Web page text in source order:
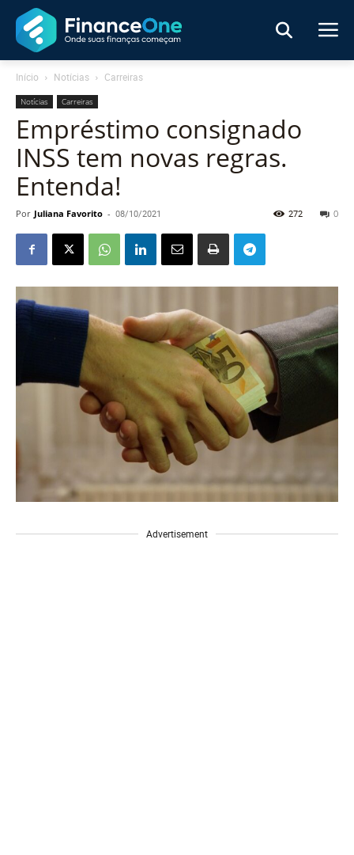
Início Notícias Carreiras
Notícias Carreiras
Empréstimo consignado
INSS tem novas regras.
Entenda!
Por Juliana Favorito - 08/10/2021 0
272
Advertisement